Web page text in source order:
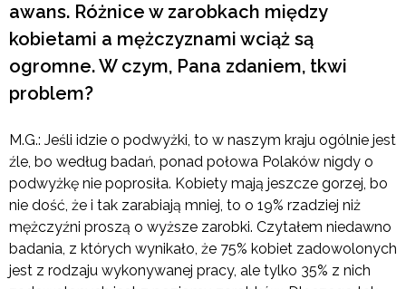
awans. Różnice w zarobkach między
kobietami a mężczyznami wciąż są
ogromne. W czym, Pana zdaniem, tkwi
problem?
M.G.: Jeśli idzie o podwyżki, to w naszym kraju ogólnie jest
źle, bo według badań, ponad połowa Polaków nigdy o
podwyżkę nie poprosiła. Kobiety mają jeszcze gorzej, bo
nie dość, że i tak zarabiają mniej, to o 19% rzadziej niż
mężczyźni proszą o wyższe zarobki. Czytałem niedawno
badania, z których wynikało, że 75% kobiet zadowolonych
jest z rodzaju wykonywanej pracy, ale tylko 35% z nich